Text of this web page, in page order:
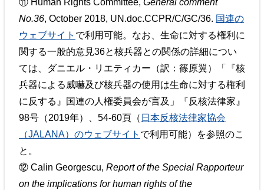
⑪ Human Rights Committee, General comment
No.36, October 2018, UN.doc.CCPR/C/GC/36. 国連の
ウェブサイト で利用可能。なお、生命に対する権利に
関する一般的意見36と核兵器との関係の詳細につい
ては、ダニエル・リエティカー（訳：篠原翼）「『核
兵器による威嚇及び核兵器の使用は生命に対する権利
に反する』国連の人権委員会が言及」『反核法律家』
98号（2019年）、54-60頁（ 日本反核法律家協会
（JALANA）のウェブサイト で利用可能）を参照のこ
と。
⑫ Calin Georgescu, Report of the Special Rapporteur
on the implications for human rights of the